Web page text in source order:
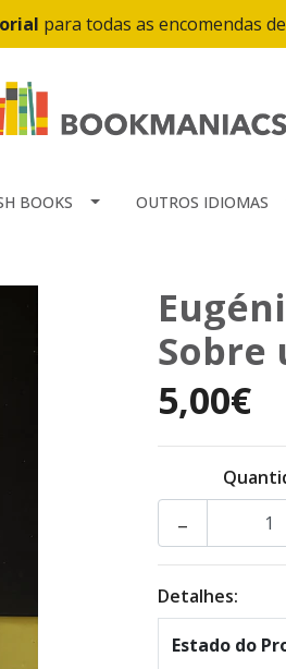
para todas as encomendas
BOOKS OUTROS IDIOMAS
Sobre
5,00€
-
Detalhes:
Estado do